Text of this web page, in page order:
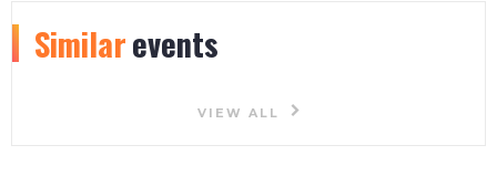
Similarevents
VIEW ALL